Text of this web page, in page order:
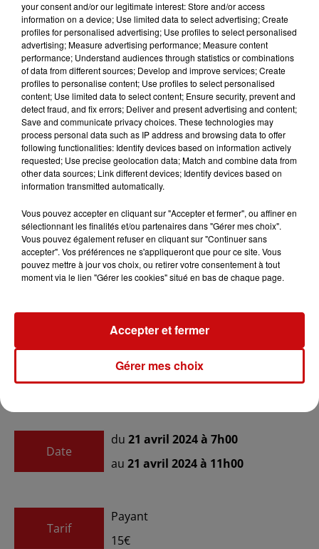
L’association organisera également des pêches
dominicales le 29 mars et 7/14/21 avril 2024
Tarif 15€ (maximum 8 truites et carpe no kill)
Renseignement au 06.78.51.02.66
Ajouter à votre calendrier
Date
du29 mars 2024 à 7h00
au29 mars 2024 à 11h00
du7 avril 2024 à 7h00
au7 avril 2024 à 11h00
du14 avril 2024 à 7h00
au14 avril 2024 à 11h00
Date
du 21 avril 2024 à 7h00
au 21 avril 2024 à 11h00
Tarif
Payant
15€
your consent and/or our legitimate interest: Store and/or access
information on a device; Use limited data to select advertising; Create
profiles for personalised advertising; Use profiles to select personalised
advertising; Measure advertising performance; Measure content
performance; Understand audiences through statistics or combinations
of data from different sources; Develop and improve services; Create
profiles to personalise content; Use profiles to select personalised
content; Use limited data to select content; Ensure security, prevent and
detect fraud, and fix errors; Deliver and present advertising and content;
Save and communicate privacy choices. These technologies may
process personal data such as IP address and browsing data to offer
following functionalities: Identify devices based on information actively
requested; Use precise geolocation data; Match and combine data from
other data sources; Link different devices; Identify devices based on
information transmitted automatically.
Vous pouvez accepter en cliquant sur "Accepter et fermer", ou affiner en
sélectionnant les finalités et/ou partenaires dans "Gérer mes choix".
Vous pouvez également refuser en cliquant sur "Continuer sans
accepter". Vos préférences ne s'appliqueront que pour ce site. Vous
pouvez mettre à jour vos choix, ou retirer votre consentement à tout
moment via le lien "Gérer les cookies" situé en bas de chaque page.
Gérer mes choix
Accepter et fermer